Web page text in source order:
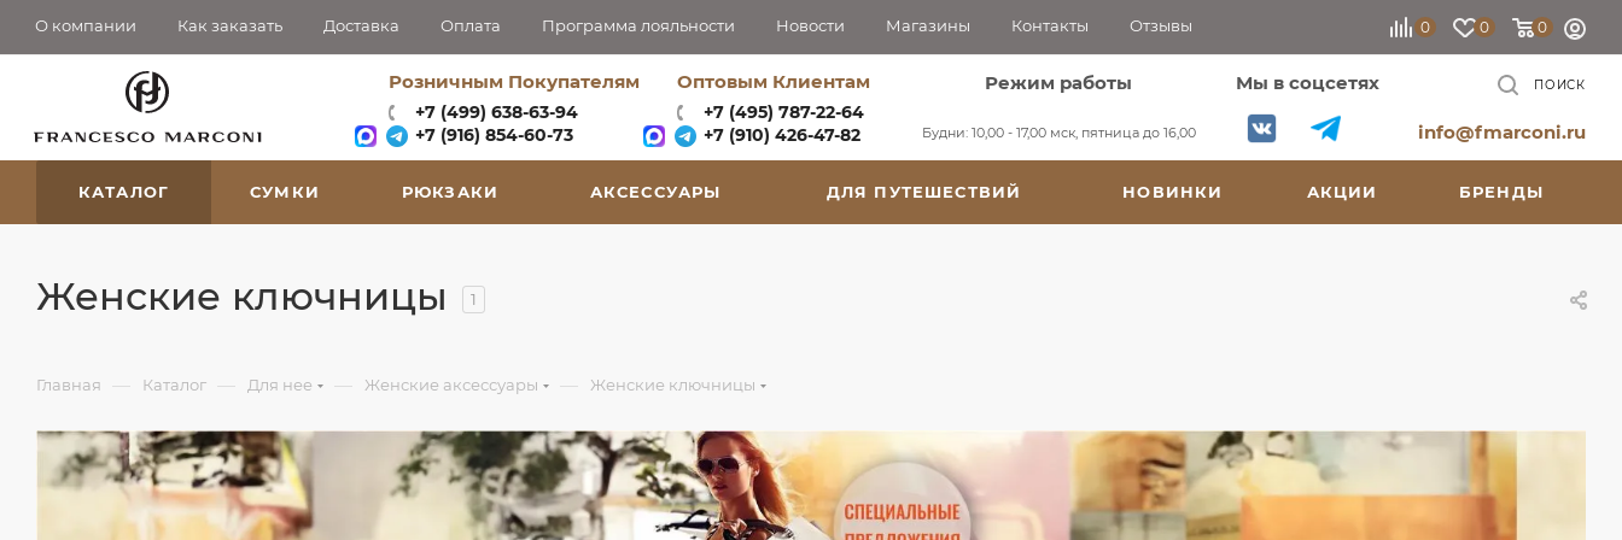
О компании Как заказать Доставка Оплата Программа лояльности Новости Магазины Контакты Отзывы 0 0 0
Розничным Покупателям
+7 (499) 638-63-94
+7 (916) 854-60-73‬
Оптовым Клиентам
+7 (495) 787-22-64
+7 (910) 426-47-82
Режим работы
Будни: 10,00 - 17,00 мск, пятница до 16,00
Мы в соцсетях ПОИСК
info@fmarconi.ru
КАТАЛОГ СУМКИ РЮКЗАКИ АКСЕССУАРЫ ДЛЯ ПУТЕШЕСТВИЙ НОВИНКИ АКЦИИ БРЕНДЫ
Женские ключницы 1
Главная — Каталог — Для нее — Женские аксессуары — Женские ключницы